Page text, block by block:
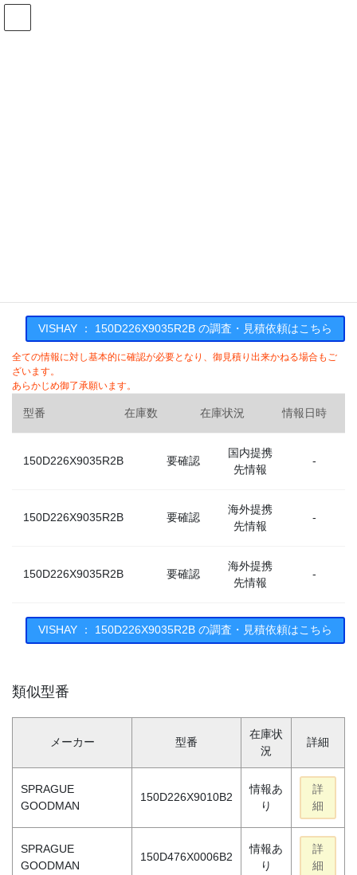
コ
ナ
VISHAY ： 150D226X9035R2B の調査・見積依頼はこちら
全ての情報に対し基本的に確認が必要となり、御見積り出来かねる場合もご
ざいます。
あらかじめ御了承願います。
型番 在庫数 在庫状況 情報日時
150D226X9035R2B 要確認
国内提携
先情報
-
150D226X9035R2B 要確認
海外提携
先情報
-
150D226X9035R2B 要確認
海外提携
先情報
-
VISHAY ： 150D226X9035R2B の調査・見積依頼はこちら
類似型番
メーカー 型番
在庫状
況
詳細
SPRAGUE
GOODMAN
150D226X9010B2
情報あ
り
詳
細
SPRAGUE
GOODMAN
150D476X0006B2
情報あ
り
詳
細